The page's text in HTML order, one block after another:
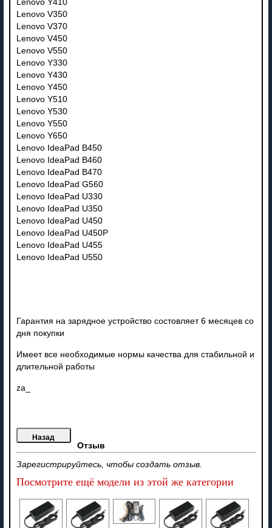
Lenovo Y410
Lenovo V350
Lenovo V370
Lenovo V450
Lenovo V550
Lenovo Y330
Lenovo Y430
Lenovo Y450
Lenovo Y510
Lenovo Y530
Lenovo Y550
Lenovo Y650
Lenovo IdeaPad B450
Lenovo IdeaPad B460
Lenovo IdeaPad B470
Lenovo IdeaPad G560
Lenovo IdeaPad U330
Lenovo IdeaPad U350
Lenovo IdeaPad U450
Lenovo IdeaPad U450P
Lenovo IdeaPad U455
Lenovo IdeaPad U550
Гарантия на зарядное устройство состовляет 6 месяцев со
дня покупки
Имеет все необходимые нормы качества для стабильной и
длительной работы
za_
Отзыв
Зарегистрируйтесь, чтобы создать отзыв.
Посмотрите ещё модели из этой же категории